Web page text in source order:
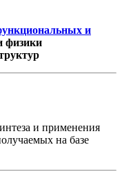
и
физики
и применения
на базе